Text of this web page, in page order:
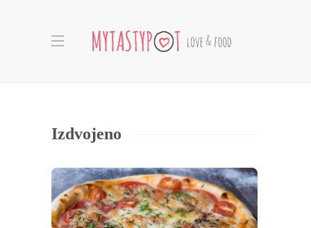
Izdvojeno